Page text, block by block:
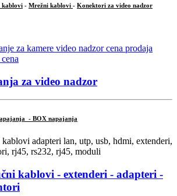
kablovi - Mrežni kablovi - Konektori za video nadzor
za video nadzor
- BOX napajanja
kablovi - extenderi - adapteri -